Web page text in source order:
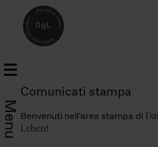
Menu
Comunicati stampa
Benvenuti nell'area stampa di
Leben!